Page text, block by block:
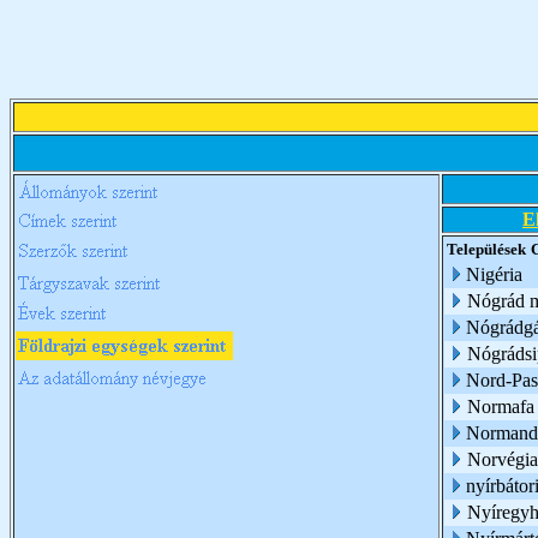
Települések
Nigéria
Nógrád
Nord-
Normafa
Norvégia
nyírbátori